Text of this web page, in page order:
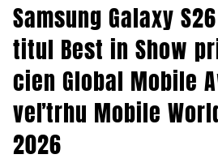
Samsung Galaxy
titul Best in Show
cien Global Mobile
veľtrhu Mobile
2026